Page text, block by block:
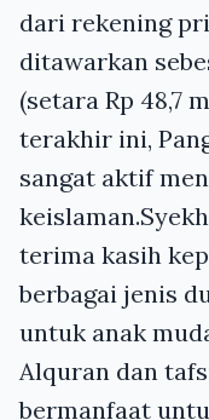
dari rekening
ditawarkan
(setara Rp 48,7
terakhir ini,
sangat aktif
terima kasih
berbagai jenis
untuk anak
Alquran dan
bermanfaat